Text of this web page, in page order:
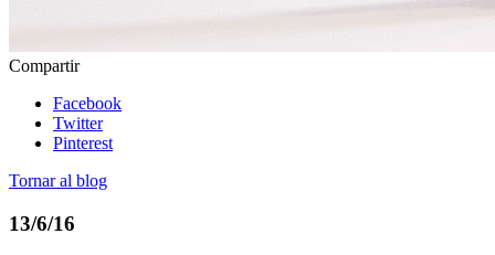
Compartir
Facebook
Twitter
Pinterest
Tornar al blog
13/6/16